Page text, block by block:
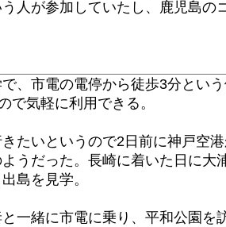
人が参加していたし、鹿児島の
、市電の電停から徒歩3分とい
で気軽に利用できる。
たいというので2日前に神戸空
うだった。長崎に着いた日に大
島を見学。
一緒に市電に乗り、平和公園を